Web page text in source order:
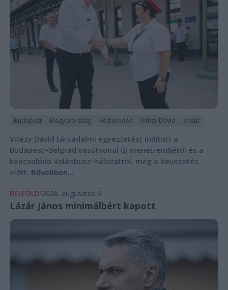
Budapest Magyarország Közlekedés Vitézy Dávid Vasút
Vitézy Dávid társadalmi egyeztetést indított a
Budapest–Belgrád vasútvonal új menetrendjéről és a
kapcsolódó Volánbusz-hálózatról, még a bevezetés
előtt. Bővebben...
BELFÖLD 2026. augusztus 6.
Lázár János minimálbért kapott